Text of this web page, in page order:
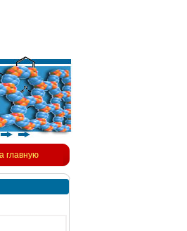
главную